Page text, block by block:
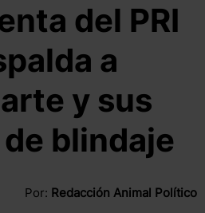
del PRI
a
y sus
blindaje
Por: Redacción Animal Político